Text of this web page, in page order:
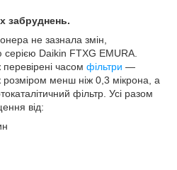
забруднень.
не зазнала змін,
Daikin FTXG EMURA.
часом фільтри —
розміром менш ніж 0,3 мікрона, а
фільтр. Усі разом
від: